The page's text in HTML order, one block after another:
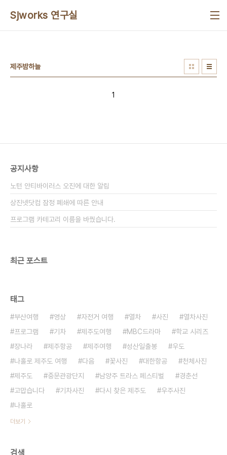
Sjworks 연구실
제주밤하늘
1
공지사항
노턴 안티바이러스 오진에 대한 알림
상진넷닷컴 잠정 폐쇄에 따른 안내
프로그램 카테고리 이름을 바꿨습니다.
최근 포스트
태그
부산여행 영상 자전거 여행 열차 사진
열차사진
프로그램
기차 제주도여행 MBC드라마
학교 시리즈
장나라
제주항공 제주여행 성산일출봉
우도
나홀로 제주도 여행
다음 꽃사진 대한항공
천체사진
제주도
중문관광단지 남양주 트라스 페스티벌
경춘선
고맙습니다
기차사진 다시 찾은 제주도
우주사진
나홀로
더보기
검색